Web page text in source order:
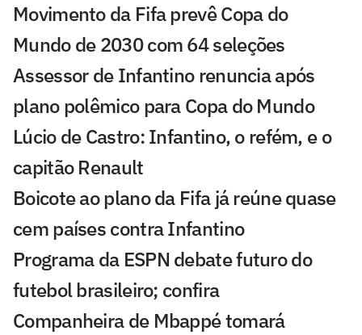
Movimento da Fifa prevê Copa do
Mundo de 2030 com 64 seleções
Assessor de Infantino renuncia após
plano polêmico para Copa do Mundo
Lúcio de Castro: Infantino, o refém, e o
capitão Renault
Boicote ao plano da Fifa já reúne quase
cem países contra Infantino
Programa da ESPN debate futuro do
futebol brasileiro; confira
Companheira de Mbappé tomará